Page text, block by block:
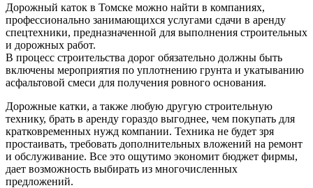
Дорожный каток в Томске можно найти в компаниях,
профессионально занимающихся услугами сдачи в аренду
спецтехники, предназначенной для выполнения строительных
и дорожных работ.
В процесс строительства дорог обязательно должны быть
включены мероприятия по уплотнению грунта и укатыванию
асфальтовой смеси для получения ровного основания.
Дорожные катки, а также любую другую строительную
технику, брать в аренду гораздо выгоднее, чем покупать для
кратковременных нужд компании. Техника не будет зря
простаивать, требовать дополнительных вложений на ремонт
и обслуживание. Все это ощутимо экономит бюджет фирмы,
дает возможность выбирать из многочисленных
предложений.